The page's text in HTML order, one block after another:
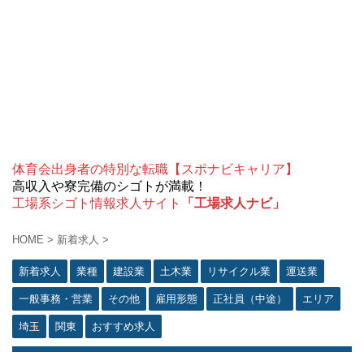
体育会出身者の特別な転職【スポナビキャリア】
高収入や寮完備のシゴトが満載！
工場系シゴト情報求人サイト
「工場求人ナビ」
HOME > 新着求人 >
新着求人 業種 建設業 土木業 リサイクル業 運送業
一般事務・営業 その他 雇用形態 正社員（中途） エリア
埼玉 関東 おすすめ求人